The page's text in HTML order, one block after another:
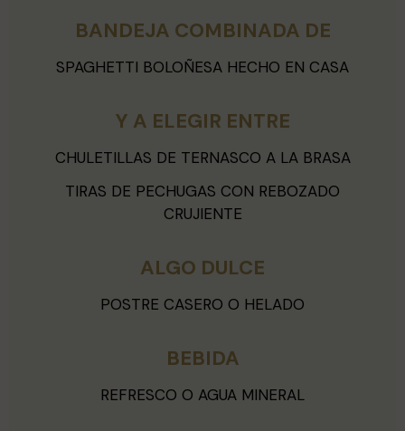
BANDEJA COMBINADA DE
SPAGHETTI BOLOÑESA HECHO EN CASA
Y A ELEGIR ENTRE
CHULETILLAS DE TERNASCO A LA BRASA
TIRAS DE PECHUGAS CON REBOZADO
CRUJIENTE
ALGO DULCE
POSTRE CASERO O HELADO
BEBIDA
REFRESCO O AGUA MINERAL